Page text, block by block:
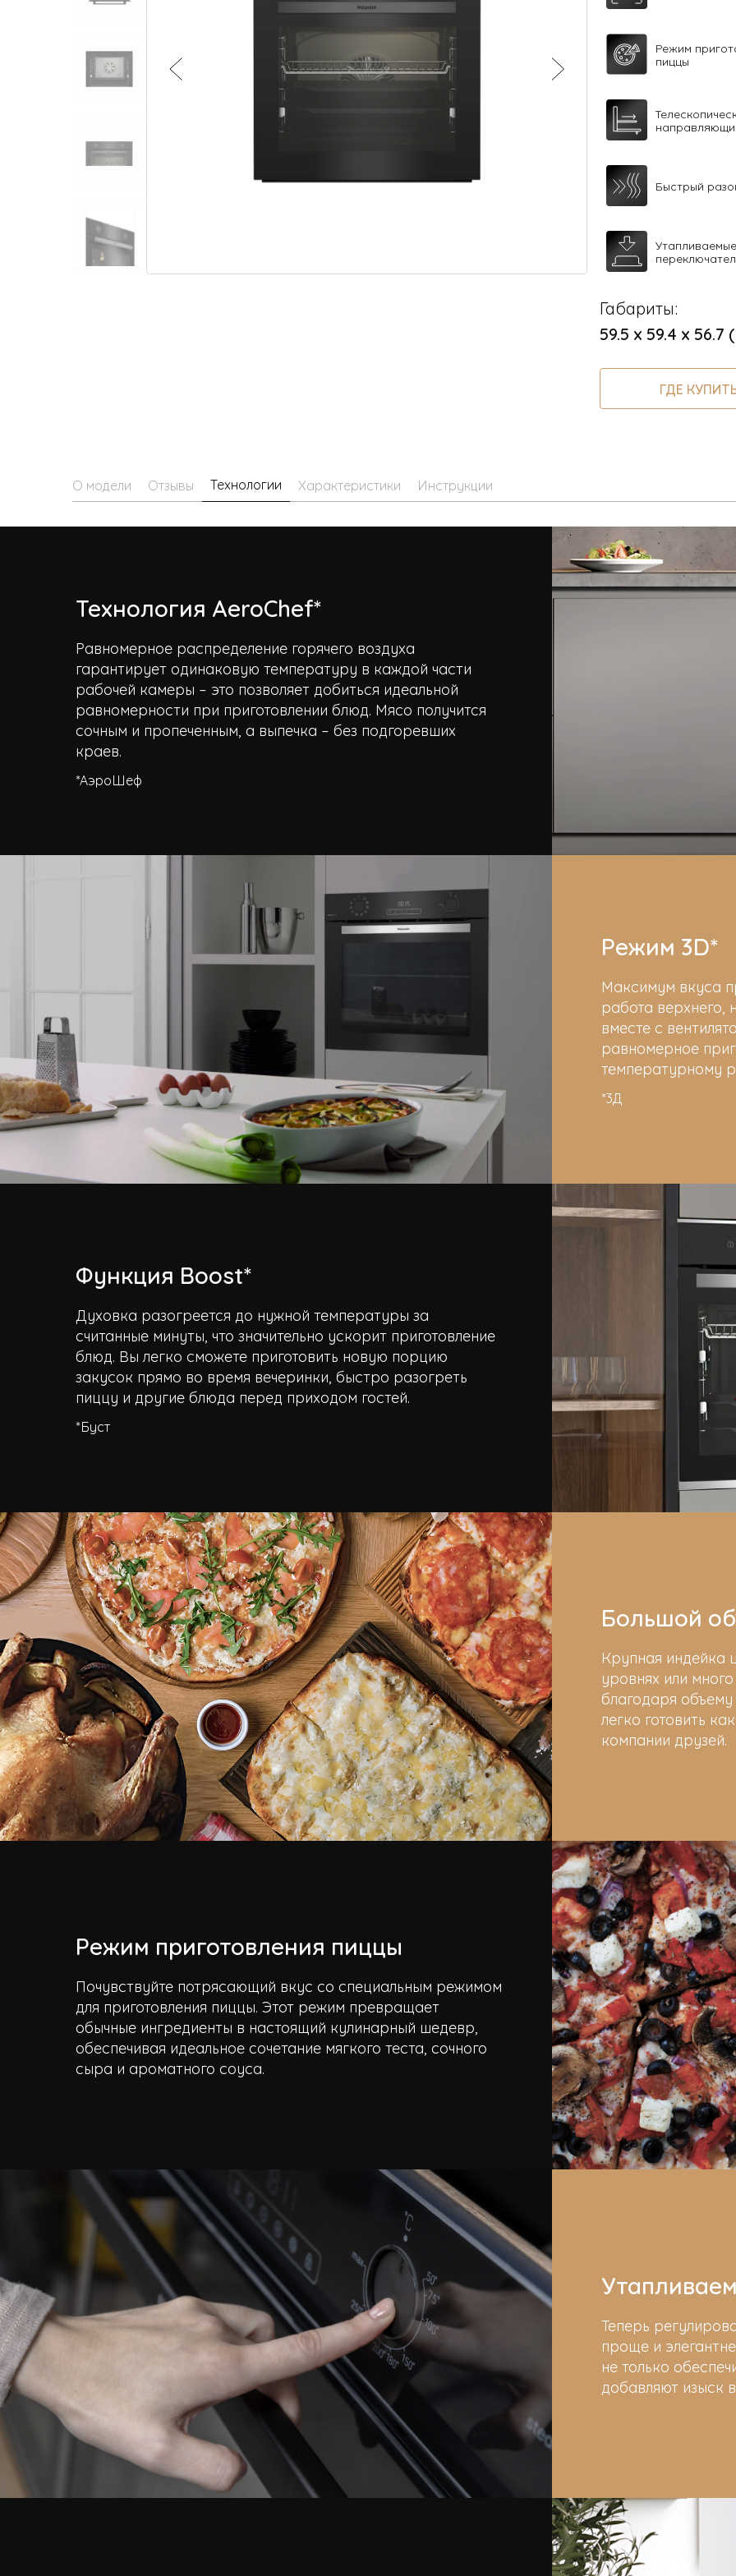
Режим
пиццы
Быстрый
Габариты:
59.5 х 59.4 х
ГДЕ
О модели Отзывы Технологии Характеристики Инструкции
Технология AeroChef*
Равномерное распределение горячего воздуха
гарантирует одинаковую температуру в каждой части
рабочей камеры – это позволяет добиться идеальной
равномерности при приготовлении блюд. Мясо получится
сочным и пропеченным, а выпечка – без подгоревших
краев.
*АэроШеф
Режим 3D*
Максимум вкуса
работа верхнего,
вместе с
равномерное
температурному
*3Д
Функция Boost*
Духовка разогреется до нужной температуры за
считанные минуты, что значительно ускорит приготовление
блюд. Вы легко сможете приготовить новую порцию
закусок прямо во время вечеринки, быстро разогреть
пиццу и другие блюда перед приходом гостей.
*Буст
Большой
Крупная индейка
уровнях или
благодаря
легко готовить
компании друзей.
Режим приготовления пиццы
Почувствуйте потрясающий вкус со специальным режимом
для приготовления пиццы. Этот режим превращает
обычные ингредиенты в настоящий кулинарный шедевр,
обеспечивая идеальное сочетание мягкого теста, сочного
сыра и ароматного соуса.
Теперь
проще и
не только
добавляют изыск